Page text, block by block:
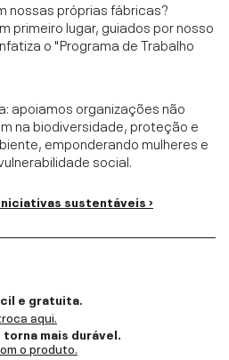
nossas próprias fábricas?
primeiro lugar, guiados por nosso
o "Programa de Trabalho
apoiamos organizações não
na biodiversidade, proteção e
emponderando mulheres e
social.
sustentáveis ›
e gratuita.
aqui.
mais durável.
o produto.